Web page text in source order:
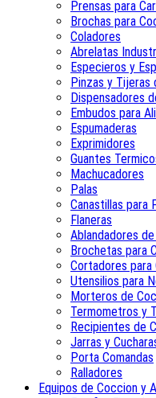
Prensas para
Brochas para
Coladores
Abrelatas
Especieros y
Pinzas y Tijeras
Dispensadores
Embudos para
Espumaderas
Exprimidores
Guantes
Machucadores
Palas
Canastillas para
Flaneras
Ablandadores
Brochetas para
Cortadores para
Utensilios para
Morteros de
Termometros y
Recipientes de
Jarras y
Porta Comandas
Ralladores
Equipos de Coccion y